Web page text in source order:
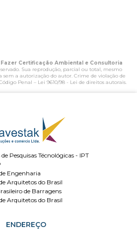
Fazer Certificação Ambiental e Consultoria
Sua reprodução, parcial ou total, mesmo
sem a autorização do autor. Crime de violação de
Penal – Lei 9610/98 - Lei de direitos autorais.
Pesquisas Técnológicas - IPT
Engenharia
Arquitetos do Brasil
de Barragens
Arquitetos do Brasil
ENDEREÇO